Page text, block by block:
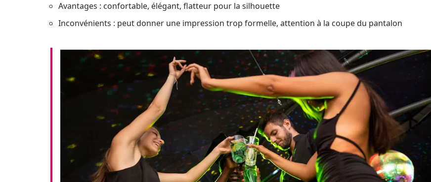
Avantages : confortable, élégant, flatteur pour la silhouette
Inconvénients : peut donner une impression trop formelle, attention à la coupe du pantalon